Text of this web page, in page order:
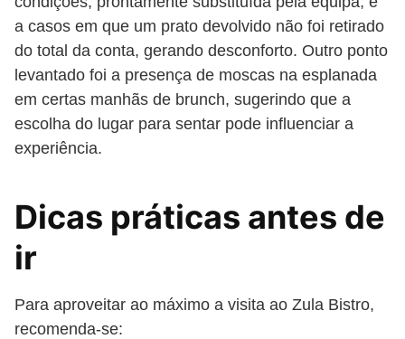
a casos em que um prato devolvido não foi retirado
do total da conta, gerando desconforto. Outro ponto
levantado foi a presença de moscas na esplanada
em certas manhãs de brunch, sugerindo que a
escolha do lugar para sentar pode influenciar a
experiência.
Dicas práticas antes de
ir
Para aproveitar ao máximo a visita ao Zula Bistro,
recomenda-se: